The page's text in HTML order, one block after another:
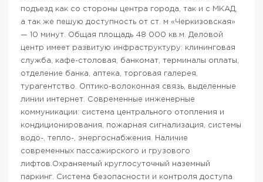
подъезд как со стороны центра города, так и с МКАД,
а так же пешую доступность от ст. м «Черкизовская»
— 10 минут. Общая площадь 48 000 кв.м. Деловой
центр имеет развитую инфраструктуру: клининговая
служба, кафе-столовая, банкомат, терминалы оплаты,
отделение банка, аптека, торговая галерея,
турагентство. Оптико-волоконная связь, выделенные
линии интернет. Современные инженерные
коммуникации: система центрального отопления и
кондиционирования, пожарная сигнализация, системы
водо-, тепло-, энергоснабжения. Наличие
современных пассажирского и грузового
лифтов.Охраняемый круглосуточный наземный
паркинг. Система безопасности и контроля доступа